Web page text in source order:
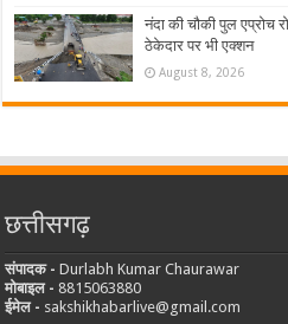
नंदा की चौकी पुल एप्रोच
ठेकेदार पर भी एक्शन
August 8, 2026
छत्तीसगढ़
संपादक - Durlabh Kumar Chaurawar
मोबाइल - 8815063880
ईमेल - sakshikhabarlive@gmail.com